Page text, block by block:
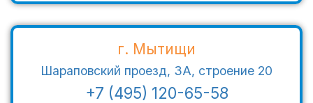
г. Мытищи
Шараповский проезд, 3А, строение 20
+7 (495) 120-65-58